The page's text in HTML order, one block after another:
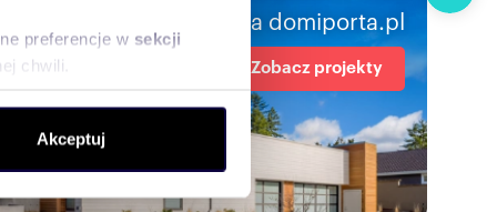
preferencje w sekcji
chwili.
społecznościowym,
od Ciebie lub
Akceptuj
na domiporta.pl
Zobacz projekty